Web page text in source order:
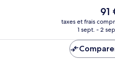
Le
prix
de
91
taxes et frais
1 sept. - 2